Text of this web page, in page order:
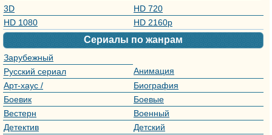
3D
HD 720
HD 1080
HD 2160р
Сериалы по жанрам
Зарубежный
сериал
Русский сериал
Анимация
Арт-хаус /
Авторское кино
Биография
Боевик
Боевые
искусства
Вестерн
Военный
Детектив
Детский